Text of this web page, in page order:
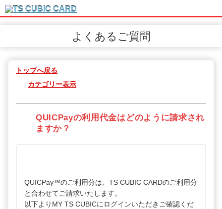
よくあるご質問
トップへ戻る
カテゴリー表示
QUICPayの利用代金はどのように請求され
ますか？
QUICPay™のご利用分は、TS CUBIC CARDのご利用分
と合わせてご請求いたします。
以下よりMY TS CUBICにログインいただきご確認くだ